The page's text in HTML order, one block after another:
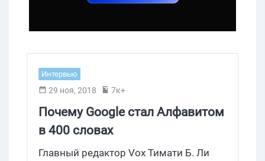
Интервью
29 ноя, 2018 7к+
Почему Google стал Алфавитом
в 400 словах
Главный редактор Vox Тимати Б. Ли